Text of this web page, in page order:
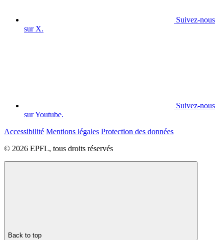
Suivez-nous
sur X.
Suivez-nous
sur Youtube.
Accessibilité Mentions légales Protection des données
© 2026 EPFL, tous droits réservés
Back to top